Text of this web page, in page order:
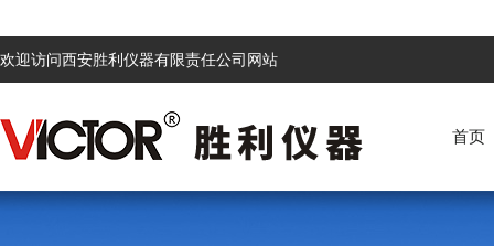
欢迎访问西安胜利仪器有限责任公司网站
首页